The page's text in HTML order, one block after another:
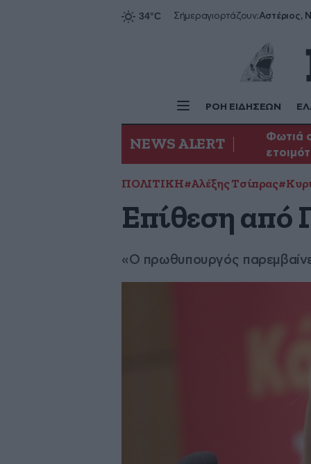
Σήμεραγιορτάζουν:Αστέριος,
ΡΟΗ ΕΙΔΗΣΕΩΝ
NEWS ALERT
Φωτιά
ΠΟΛΙΤΙΚΗ#Αλέξης Τσίπρας
Επίθεση από
«Ο πρωθυπουργός